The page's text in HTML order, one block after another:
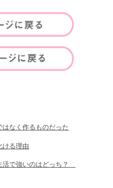
はなく作るものだった
ける理由
活で強いのはどっち？